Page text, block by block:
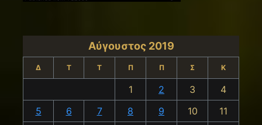
Αύγουστος 2019
Δ Τ Τ Π Π Σ Κ
1 2 3
4
5
6 7 8 9 10
11